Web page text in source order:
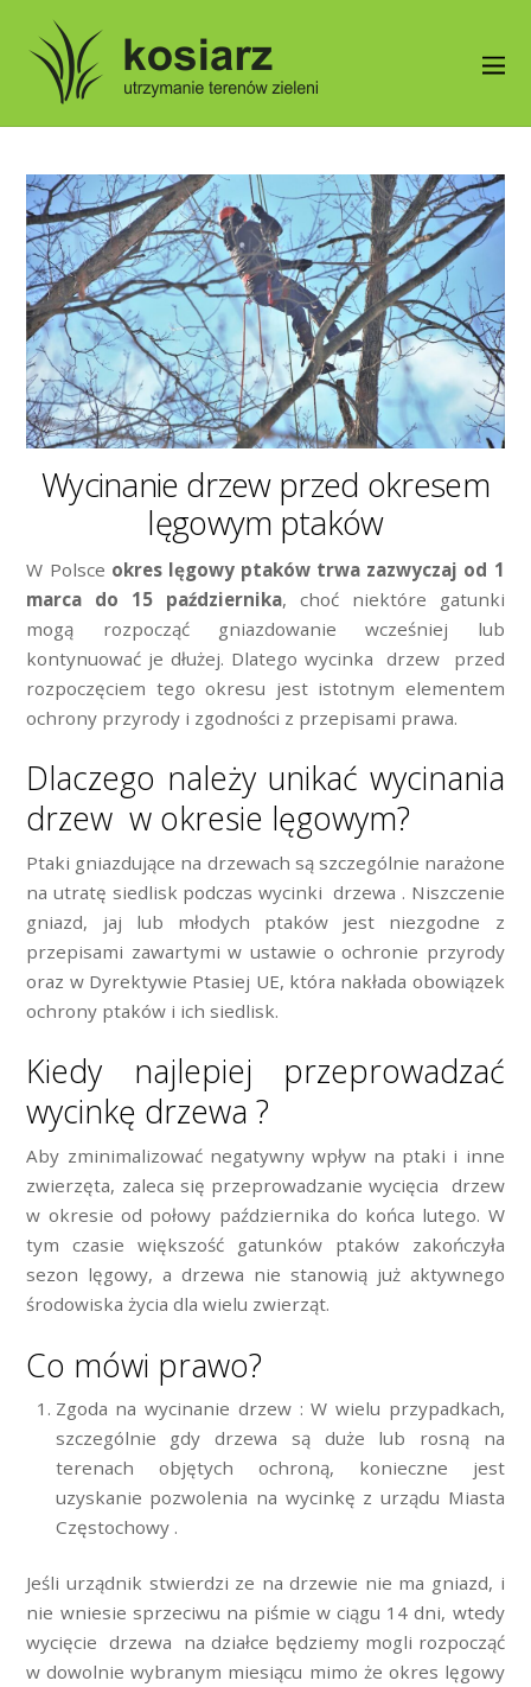
Wycinanie drzew przed okresem
lęgowym ptaków
W Polsce okres lęgowy ptaków trwa zazwyczaj od 1
marca do 15 października, choć niektóre gatunki
mogą rozpocząć gniazdowanie wcześniej lub
kontynuować je dłużej. Dlatego wycinka drzew przed
rozpoczęciem tego okresu jest istotnym elementem
ochrony przyrody i zgodności z przepisami prawa.
Dlaczego należy unikać wycinania
drzew w okresie lęgowym?
Ptaki gniazdujące na drzewach są szczególnie narażone
na utratę siedlisk podczas wycinki drzewa . Niszczenie
gniazd, jaj lub młodych ptaków jest niezgodne z
przepisami zawartymi w ustawie o ochronie przyrody
oraz w Dyrektywie Ptasiej UE, która nakłada obowiązek
ochrony ptaków i ich siedlisk.
Kiedy najlepiej przeprowadzać
wycinkę drzewa ?
Aby zminimalizować negatywny wpływ na ptaki i inne
zwierzęta, zaleca się przeprowadzanie wycięcia drzew
w okresie od połowy października do końca lutego. W
tym czasie większość gatunków ptaków zakończyła
sezon lęgowy, a drzewa nie stanowią już aktywnego
środowiska życia dla wielu zwierząt.
Co mówi prawo?
Zgoda na wycinanie drzew : W wielu przypadkach,
szczególnie gdy drzewa są duże lub rosną na
terenach objętych ochroną, konieczne jest
uzyskanie pozwolenia na wycinkę z urządu Miasta
Częstochowy .
Jeśli urządnik stwierdzi ze na drzewie nie ma gniazd, i
nie wniesie sprzeciwu na piśmie w ciągu 14 dni, wtedy
wycięcie drzewa na działce będziemy mogli rozpocząć
w dowolnie wybranym miesiącu mimo że okres lęgowy